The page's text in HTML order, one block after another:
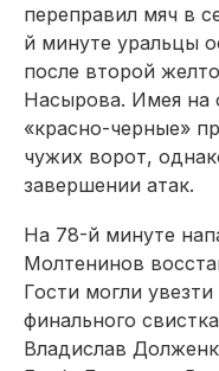
переправил мяч в
й минуте уральцы
после второй
Насырова. Имея на
«красно-черные»
чужих ворот,
завершении атак.
На 78-й минуте
Молтенинов
Гости могли
финального
Владислав